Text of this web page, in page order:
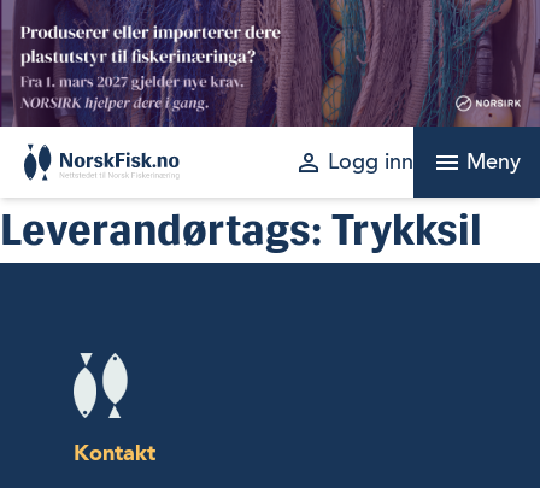
Skip
content
perm_identity Logg inn menu Meny
Leverandørtags: Trykksil
Kontakt